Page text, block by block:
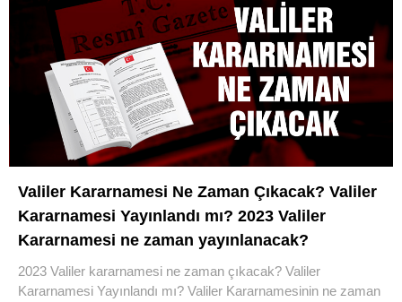
ERUH
BAYKAN
PERVARI
ŞIRVAN
GÜNDEM
Valiler Kararnamesi Ne Zaman Çıkacak? Valiler
Kararnamesi Yayınlandı mı? 2023 Valiler
Kararnamesi ne zaman yayınlanacak?
2023 Valiler kararnamesi ne zaman çıkacak? Valiler
Kararnamesi Yayınlandı mı? Valiler Kararnamesinin ne zaman